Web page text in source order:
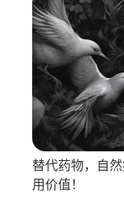
替代药物，自
用价值！